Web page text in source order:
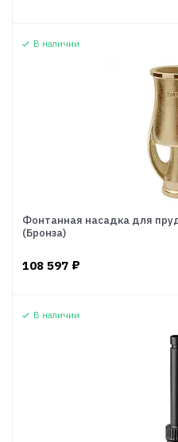
В наличии
Фонтанная насадка для
(Бронза)
108 597 ₽
В наличии